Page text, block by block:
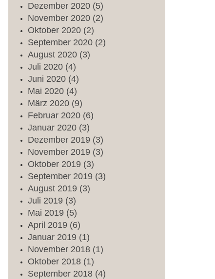
Dezember 2020 (5)
November 2020 (2)
Oktober 2020 (2)
September 2020 (2)
August 2020 (3)
Juli 2020 (4)
Juni 2020 (4)
Mai 2020 (4)
März 2020 (9)
Februar 2020 (6)
Januar 2020 (3)
Dezember 2019 (3)
November 2019 (3)
Oktober 2019 (3)
September 2019 (3)
August 2019 (3)
Juli 2019 (3)
Mai 2019 (5)
April 2019 (6)
Januar 2019 (1)
November 2018 (1)
Oktober 2018 (1)
September 2018 (4)